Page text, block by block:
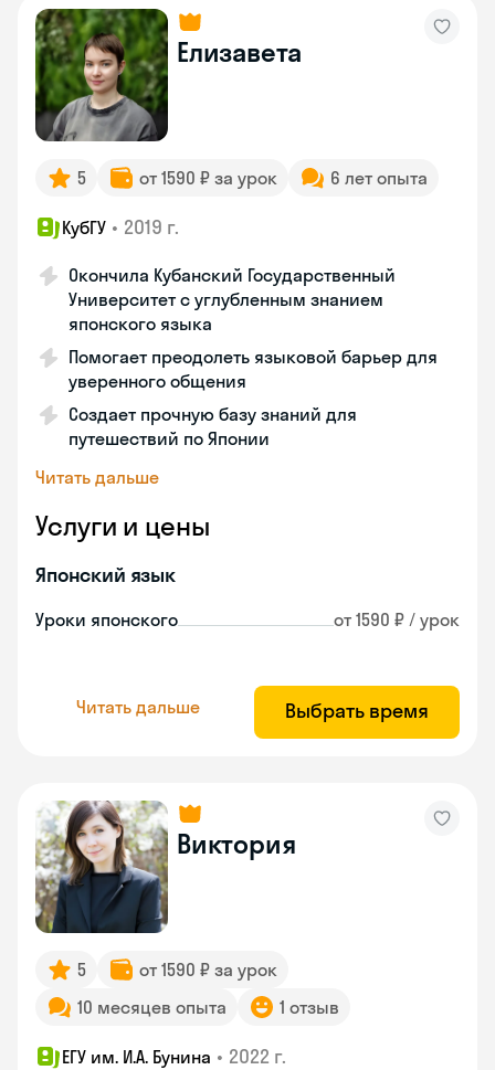
Елизавета
5 от 1590 ₽ за урок 6 лет опыта
КубГУ • 2019 г.
Окончила Кубанский Государственный
Университет с углубленным знанием
японского языка
Помогает преодолеть языковой барьер для
уверенного общения
Создает прочную базу знаний для
путешествий по Японии
Читать дальше
Услуги и цены
Японский язык
Уроки японского от 1590 ₽ / урок
Читать дальше Выбрать время
Виктория
5
от 1590 ₽ за урок
10 месяцев опыта
1 отзыв
ЕГУ им. И.А. Бунина • 2022 г.